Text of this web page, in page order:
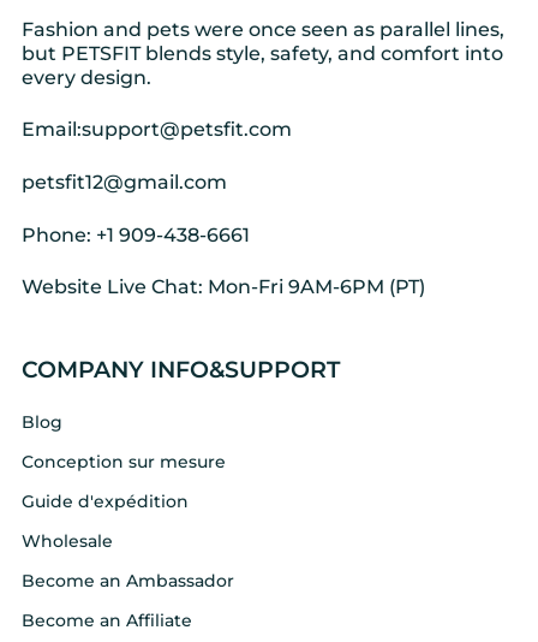
Fashion and pets were once seen as parallel lines,
but PETSFIT blends style, safety, and comfort into
every design.
Email:support@petsfit.com
petsfit12@gmail.com
Phone: +1 909-438-6661
Website Live Chat: Mon-Fri 9AM-6PM (PT)
COMPANY INFO&SUPPORT
Blog
Conception sur mesure
Guide d'expédition
Wholesale
Become an Ambassador
Become an Affiliate